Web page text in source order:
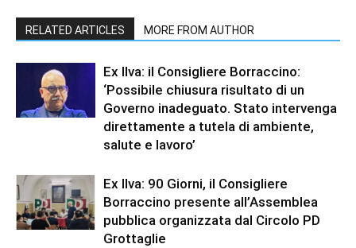
RELATED ARTICLES MORE FROM AUTHOR
Ex Ilva: il Consigliere Borraccino:
‘Possibile chiusura risultato di un
Governo inadeguato. Stato intervenga
direttamente a tutela di ambiente,
salute e lavoro’
Ex Ilva: 90 Giorni, il Consigliere
Borraccino presente all’Assemblea
pubblica organizzata dal Circolo PD
Grottaglie